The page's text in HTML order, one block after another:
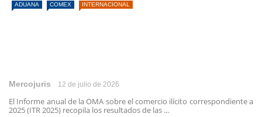
ADUANA COMEX INTERNACIONAL
Mercojuris 12 de julio de 2026
El Informe anual de la OMA sobre el comercio ilícito correspondiente a
2025 (ITR 2025) recopila los resultados de las ...